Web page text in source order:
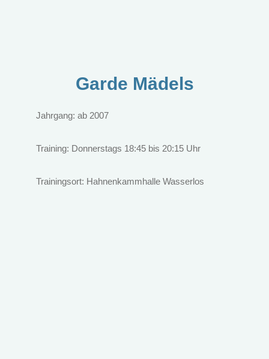
Garde Mädels
Jahrgang: ab 2007
Training: Donnerstags 18:45 bis 20:15 Uhr
Trainingsort: Hahnenkammhalle Wasserlos